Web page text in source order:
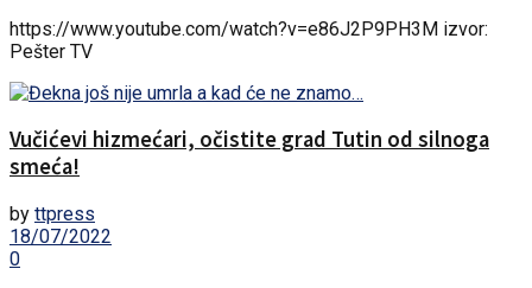
https://www.youtube.com/watch?v=e86J2P9PH3M izvor:
Pešter TV
Vučićevi hizmećari, očistite grad Tutin od silnoga
smeća!
by ttpress
18/07/2022
0